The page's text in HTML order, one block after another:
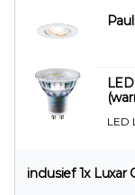
LED
inclusief 1x